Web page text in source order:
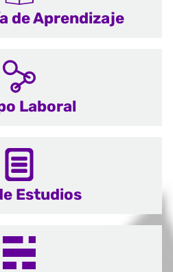
de Aprendizaje
Laboral
Estudios